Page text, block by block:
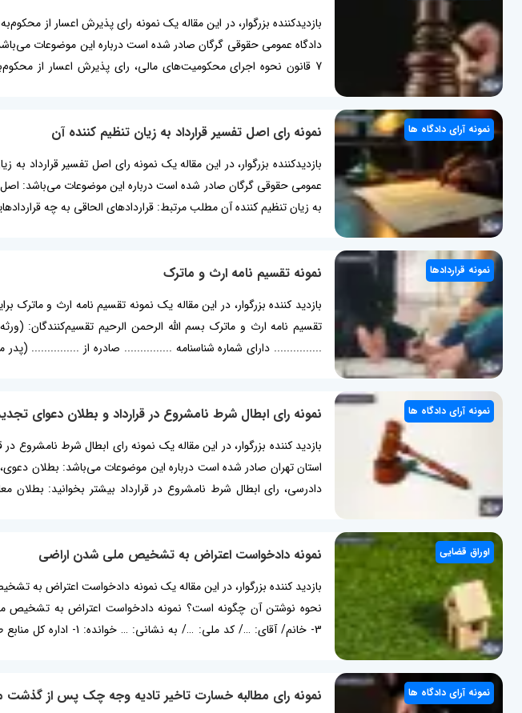
دادگاه عمومی حقوقی گرگان صادر شده است درباره این موضوعات
7 قانون نحوه اجرای محکومیت‌های مالی، رای پذیرش اعسار از
نمونه آرای دادگاه ها نمونه رای اصل تفسیر قرارداد به زیان تنظیم کننده آن
به زیان تنظیم کننده آن مطلب مرتبط: قراردادهای الحاقی به چه
نمونه قراردادها نمونه تقسیم نامه ارث و ماترک
بازدید کننده بزرگوار، در این مقاله یک نمونه تقسیم نامه ارث و
نمونه آرای دادگاه ها نمونه رای ابطال شرط نامشروع در قرارداد و بطلان دعوای
دادرسی، رای ابطال شرط نامشروع در قرارداد بیشتر بخوانید:
اوراق قضایی نمونه دادخواست اعتراض به تشخیص ملی شدن اراضی
بازدید کننده بزرگوار، در این مقاله یک نمونه دادخواست اعتراض
نمونه آرای دادگاه ها نمونه رای مطالبه خسارت تاخیر تادیه وجه چک پس از